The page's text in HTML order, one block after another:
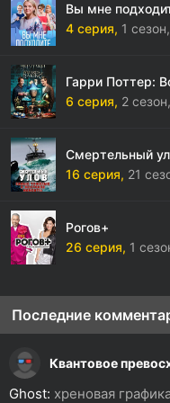
Вы мне
4 серия, 1 сезон,
Гарри Поттер:
6 серия, 2 сезон,
Смертельный
16 серия, 21
Рогов+
26 серия, 1
Последние
Квантовое
Ghost: хреновая